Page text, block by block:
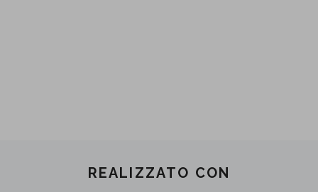
REALIZZATO CON